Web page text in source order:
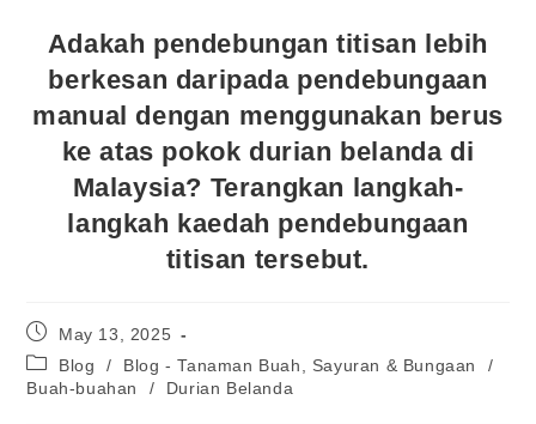
Adakah pendebungan titisan lebih
berkesan daripada pendebungaan
manual dengan menggunakan berus
ke atas pokok durian belanda di
Malaysia? Terangkan langkah-
langkah kaedah pendebungaan
titisan tersebut.
May 13, 2025
Blog
/ Blog - Tanaman Buah, Sayuran & Bungaan
/
Buah-buahan
/ Durian Belanda